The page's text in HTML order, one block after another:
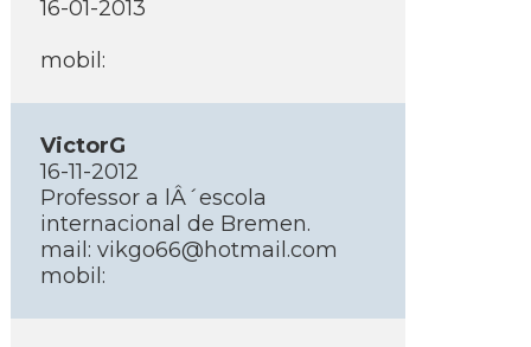
16-01-2013
mobil:
VictorG
16-11-2012
Professor a lÂ´escola
internacional de Bremen.
mail: vikgo66@hotmail.com
mobil: